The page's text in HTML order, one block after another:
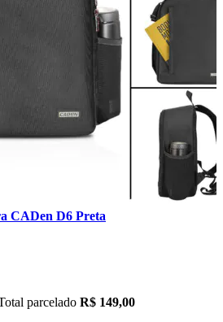
CADen D6 Preta
parcelado R$ 149,00